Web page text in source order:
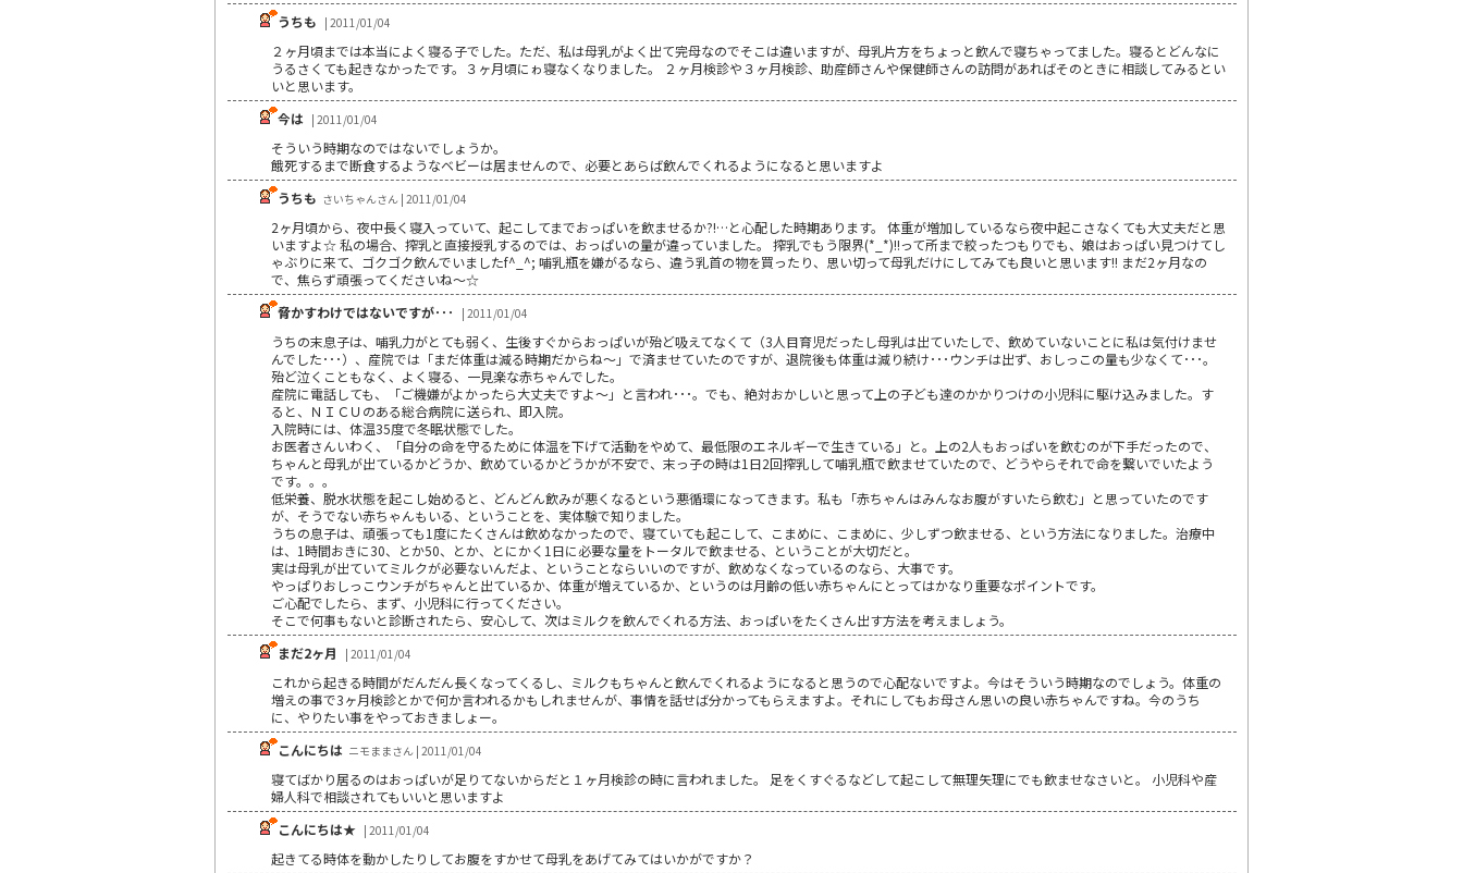
うちも | 2011/01/04
２ヶ月頃までは本当によく寝る子でした。ただ、私は母乳がよく出て完母なのでそこは違いますが、母乳片方をちょっと飲んで寝ちゃってました。寝るとどんなに
うるさくても起きなかったです。３ヶ月頃にゎ寝なくなりました。 ２ヶ月検診や３ヶ月検診、助産師さんや保健師さんの訪問があればそのときに相談してみるとい
いと思います。
今は | 2011/01/04
そういう時期なのではないでしょうか。
餓死するまで断食するようなベビーは居ませんので、必要とあらば飲んでくれるようになると思いますよ
うちも さいちゃんさん | 2011/01/04
2ヶ月頃から、夜中長く寝入っていて、起こしてまでおっぱいを飲ませるか?!…と心配した時期あります。 体重が増加しているなら夜中起こさなくても大丈夫だと思
いますよ☆ 私の場合、搾乳と直接授乳するのでは、おっぱいの量が違っていました。 搾乳でもう限界(*_*)!!って所まで絞ったつもりでも、娘はおっぱい見つけてし
ゃぶりに来て、ゴクゴク飲んでいましたf^_^; 哺乳瓶を嫌がるなら、違う乳首の物を買ったり、思い切って母乳だけにしてみても良いと思います!! まだ2ヶ月なの
で、焦らず頑張ってくださいね～☆
脅かすわけではないですが･･･
| 2011/01/04
うちの末息子は、哺乳力がとても弱く、生後すぐからおっぱいが殆ど吸えてなくて（3人目育児だったし母乳は出ていたしで、飲めていないことに私は気付けませ
んでした･･･）、産院では「まだ体重は減る時期だからね～」で済ませていたのですが、退院後も体重は減り続け･･･ウンチは出ず、おしっこの量も少なくて･･･。
殆ど泣くこともなく、よく寝る、一見楽な赤ちゃんでした。
産院に電話しても、「ご機嫌がよかったら大丈夫ですよ～」と言われ･･･。でも、絶対おかしいと思って上の子ども達のかかりつけの小児科に駆け込みました。す
ると、ＮＩＣＵのある総合病院に送られ、即入院。
入院時には、体温35度で冬眠状態でした。
お医者さんいわく、「自分の命を守るために体温を下げて活動をやめて、最低限のエネルギーで生きている」と。上の2人もおっぱいを飲むのが下手だったので、
ちゃんと母乳が出ているかどうか、飲めているかどうかが不安で、末っ子の時は1日2回搾乳して哺乳瓶で飲ませていたので、どうやらそれで命を繋いでいたよう
です。。。
低栄養、脱水状態を起こし始めると、どんどん飲みが悪くなるという悪循環になってきます。私も「赤ちゃんはみんなお腹がすいたら飲む」と思っていたのです
が、そうでない赤ちゃんもいる、ということを、実体験で知りました。
うちの息子は、頑張っても1度にたくさんは飲めなかったので、寝ていても起こして、こまめに、こまめに、少しずつ飲ませる、という方法になりました。治療中
は、1時間おきに30、とか50、とか、とにかく1日に必要な量をトータルで飲ませる、ということが大切だと。
実は母乳が出ていてミルクが必要ないんだよ、ということならいいのですが、飲めなくなっているのなら、大事です。
やっぱりおしっこウンチがちゃんと出ているか、体重が増えているか、というのは月齢の低い赤ちゃんにとってはかなり重要なポイントです。
ご心配でしたら、まず、小児科に行ってください。
そこで何事もないと診断されたら、安心して、次はミルクを飲んでくれる方法、おっぱいをたくさん出す方法を考えましょう。
まだ2ヶ月
| 2011/01/04
これから起きる時間がだんだん長くなってくるし、ミルクもちゃんと飲んでくれるようになると思うので心配ないですよ。今はそういう時期なのでしょう。体重の
増えの事で3ヶ月検診とかで何か言われるかもしれませんが、事情を話せば分かってもらえますよ。それにしてもお母さん思いの良い赤ちゃんですね。今のうち
に、やりたい事をやっておきましょー。
こんにちは ニモままさん | 2011/01/04
寝てばかり居るのはおっぱいが足りてないからだと１ヶ月検診の時に言われました。 足をくすぐるなどして起こして無理矢理にでも飲ませなさいと。 小児科や産
婦人科で相談されてもいいと思いますよ
こんにちは★ | 2011/01/04
起きてる時体を動かしたりしてお腹をすかせて母乳をあげてみてはいかがですか？